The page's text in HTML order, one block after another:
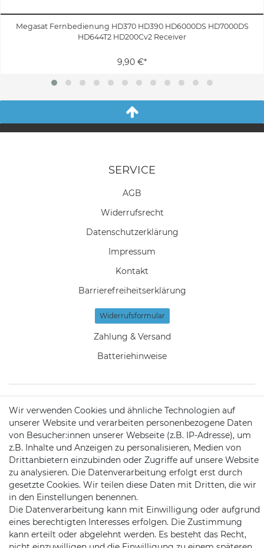
Megasat Fernbedienung HD370 HD390 HD6000DS HD7000DS
HD644T2 HD200Cv2 Receiver
9,90 €*
SERVICE
AGB
Widerrufs­recht
Daten­schutz­erklärung
Impressum
Kontakt
Barrierefreiheitserklärung
Widerrufs­formular
Zahlung & Versand
Batteriehinweise
KONTAKT
Telefon:09721 / 9453362
Mail:info@satshopping.de
Kopenhagenstr. 4
97424 Schweinfurt
Wir verwenden Cookies und ähnliche Technologien auf
unserer Website und verarbeiten personenbezogene Daten
von Besucher:innen unserer Webseite (z.B. IP-Adresse), um
z.B. Inhalte und Anzeigen zu personalisieren, Medien von
Drittanbietern einzubinden oder Zugriffe auf unsere Website
zu analysieren. Die Datenverarbeitung erfolgt erst durch
gesetzte Cookies. Wir teilen diese Daten mit Dritten, die wir
in den Einstellungen benennen.
Die Datenverarbeitung kann mit Einwilligung oder aufgrund
eines berechtigten Interesses erfolgen. Die Zustimmung
kann erteilt oder abgelehnt werden. Es besteht das Recht,